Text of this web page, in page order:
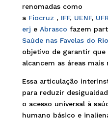
renomadas como
a Fiocruz , IFF, UENF,
erj e Abrasco fazem
Saúde nas Favelas do
objetivo de garantir que
alcancem as áreas mais
Essa articulação
para reduzir
o acesso universal à
humano básico e